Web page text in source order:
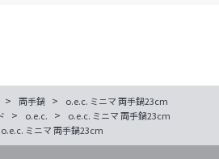
> 両手鍋 >
o.e.c. ミニマ 両手鍋23cm
> o.e.c. >
o.e.c. ミニマ 両手鍋23cm
o.e.c. ミニマ 両手鍋23cm